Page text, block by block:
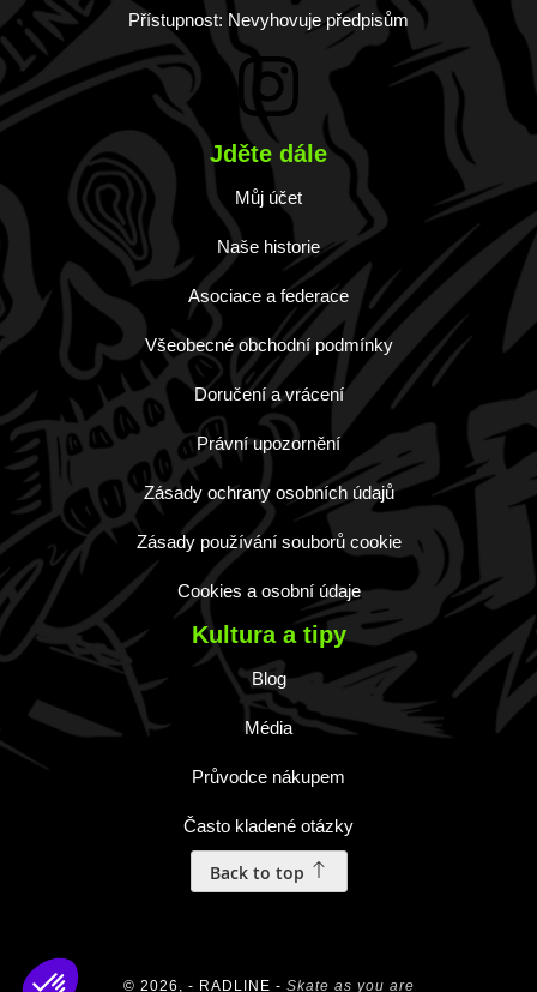
Přístupnost: Nevyhovuje předpisům
Jděte dále
Můj účet
Naše historie
Asociace a federace
Všeobecné obchodní podmínky
Doručení a vrácení
Právní upozornění
Zásady ochrany osobních údajů
Zásady používání souborů cookie
Cookies a osobní údaje
Kultura a tipy
Blog
Média
Průvodce nákupem
Často kladené otázky
Back to top
© 2026, - RADLINE - Skate as you are